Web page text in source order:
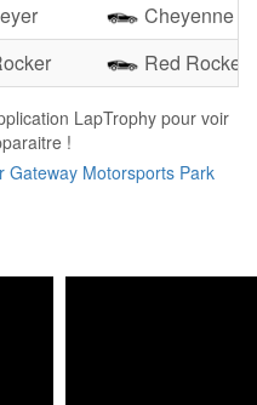
Cheyenne
Red Rocker
LapTrophy pour voir
!
Gateway Motorsports Park